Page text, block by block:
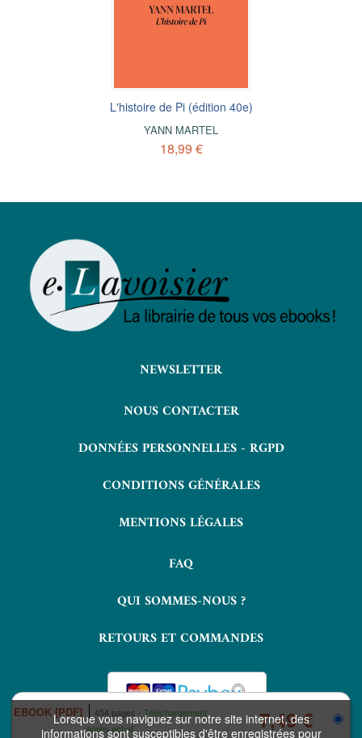
Lorsque vous naviguez sur notre site internet, des
informations sont susceptibles d'être enregistrées pour
EBOOK [PDF] 454 pages
Téléchargement
après achat
7,49 €
L'histoire de Pi (édition 40e)
YANN MARTEL
18,99 €
NEWSLETTER
NOUS CONTACTER
DONNÉES PERSONNELLES - RGPD
CONDITIONS GÉNÉRALES
MENTIONS LÉGALES
FAQ
QUI SOMMES-NOUS ?
RETOURS ET COMMANDES